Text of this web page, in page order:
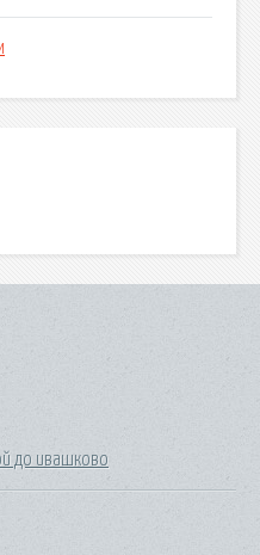
до ивашково